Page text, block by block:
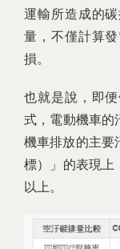
運輸所造成的
量，不僅計算
損。
也就是說，即
式，電動機車的
機車排放的主要
標）」的表現上
以上。